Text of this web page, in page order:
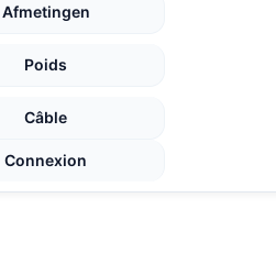
Afmetingen
Poids
Câble
Connexion